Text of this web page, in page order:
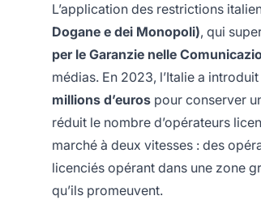
L’application des restrictions
Dogane e dei Monopoli), qui
per le Garanzie nelle
médias. En 2023, l’Italie a
millions d’euros pour conserver
réduit le nombre d’opérateurs
marché à deux vitesses : des
licenciés opérant dans une zone
qu’ils promeuvent.